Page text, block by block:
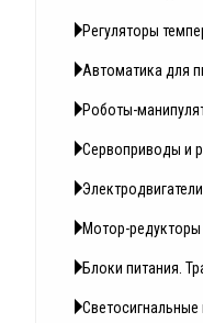
Регуляторы
Автоматика для
Роботы-
Сервоприводы и
Электродвигатели
Мотор-редукторы
Блоки питания.
Светосигнальные